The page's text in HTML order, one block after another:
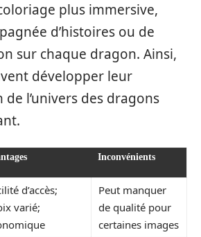
plus immersive,
d’histoires ou de
sur chaque dragon. Ainsi,
développer leur
l’univers des dragons
Inconvénients
d’accès;
varié;
Peut manquer
de qualité pour
certaines images